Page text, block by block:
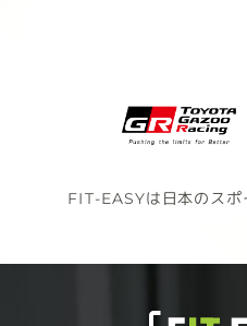
FIT-EASYは日本のスポ